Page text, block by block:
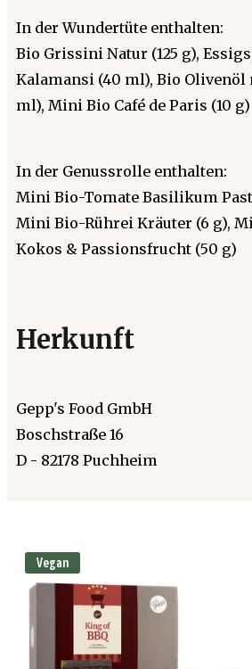
In der Wundertüte enthalten:
Bio Grissini Natur (125 g),
Kalamansi (40 ml), Bio
ml), Mini Bio Café de Paris (10 g)
In der Genussrolle enthalten:
Mini Bio-Tomate Basilikum
Mini Bio-Rührei Kräuter (6 g),
Kokos & Passionsfrucht (50 g)
Herkunft
Gepp's Food GmbH
Boschstraße 16
D - 82178 Puchheim
Vegan